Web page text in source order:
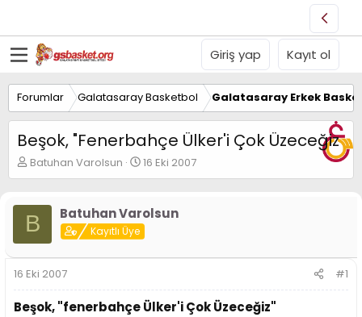
Giriş yap Kayıt ol
Forumlar Galatasaray Basketbol Galatasaray Erkek
Beşok, "Fenerbahçe Ülker'i Çok Üzeceğiz
K
o
u
y
u
B
a
ş
l
a
Batuhan Varolsun
B
a
a
n
ı
t
a
16 Eki 2007
B Batuhan Varolsun
Kayıtlı Üye
16 Eki 2007 #1
Beşok, "fenerbahçe Ülker'i Çok Üzeceğiz"